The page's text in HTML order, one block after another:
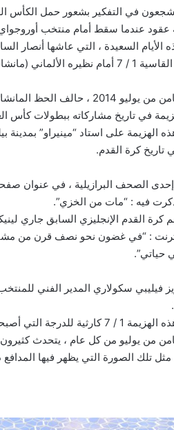
في التفكير بشعور حمل الكأس
عندما سقط أمام منتخب أوروجواي في
(مانشافت) في المربع الذهبي للبطولة.
وفي الثامن من يوليو
في تاريخ مشاركاته ببطولات كأس
الهزيمة على استاد “مينيراو” بمدينة
تاريخ كرة القدم.
الصحف البرازيلية ، في عنوان
فيه : “مات من الخزي”.
كرة القدم الإنجليزي السابق جاري
: “في غضون نحو نصف قرن من
حياتي”.
فيليبي سكولاري المدير الفني
أصبحت معها جزءا من ثقافة هذا البلد منذ ذلك الحين.
من يوليو من كل عام ، يتحدث
مثل تلك الصورة التي يظهر فيها